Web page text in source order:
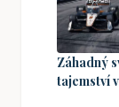
Záhadný
tajemství